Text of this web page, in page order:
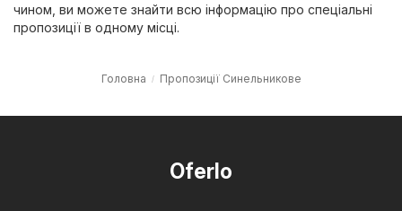
чином, ви можете знайти всю інформацію про спеціальні
пропозиції в одному місці.
Головна Пропозиції Синельникове
Oferlo